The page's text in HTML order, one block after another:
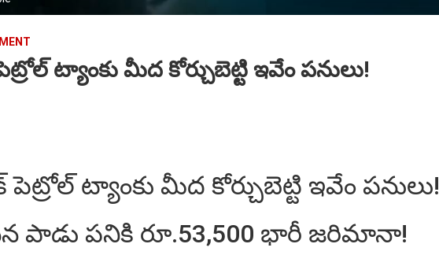
ట్యాంకు మీద కోర్చుబెట్టి ఇవేం పనులు!
ట్యాంకు మీద కోర్చుబెట్టి ఇవేం పనులు!
పాడు పనికి రూ.53,500 భారీ జరిమానా!